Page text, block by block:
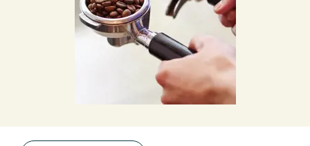
sovradeonominata Moka richiede una macinatura
più grossolana e meno fine. Le macchine da caffè a
filtro invece richiedono una macinatura medio-fine
e le macchine da caffè a pistone o slow coffee
richiedono invece una macinatura piuttosto grossa.
Solitamente, per una tazzina di caffè, si usano 7
grammi di caffè macinato o in grani, ma si può
variare la quantità in base ai propri gusti.